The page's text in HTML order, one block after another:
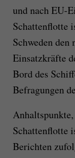
und nach EU-
Schattenflotte
Schweden den
Einsatzkräfte
Bord des
Befragungen
Schattenflotte
Berichten